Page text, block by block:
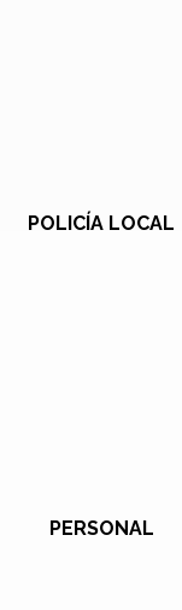
POLICÍA LOCAL
PERSONAL